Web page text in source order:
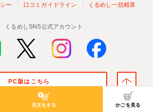
注文をする かごを見る
ー
口コミガイドライン くるめし一括精算
くるめしSNS公式アカウント
PC版はこちら
Kurumeshi, Inc. All Rights Reserved.